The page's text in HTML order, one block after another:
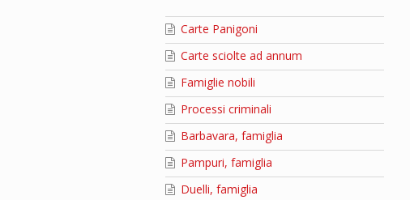
Carte Panigoni
Carte sciolte ad annum
Famiglie nobili
Processi criminali
Barbavara, famiglia
Pampuri, famiglia
Duelli, famiglia